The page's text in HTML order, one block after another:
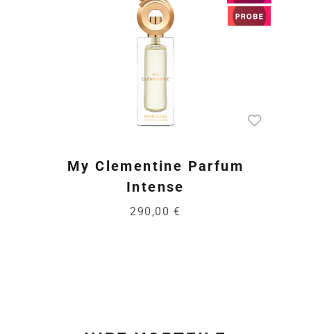
My Clementine Parfum
Intense
290,00 €